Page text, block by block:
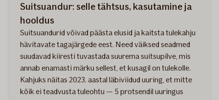
Suitsuandur: selle tähtsus, kasutamine ja
hooldus
Suitsuandurid võivad päästa elusid ja kaitsta tulekahju
hävitavate tagajärgede eest. Need väiksed seadmed
suudavad kiiresti tuvastada suurema suitsupilve, mis
annab enamasti märku sellest, et kusagil on tulekolle.
Kahjuks näitas 2023. aastal läbiviidud uuring, et mitte
kõik ei teadvusta tuleohtu — 5 protsendil uuringus